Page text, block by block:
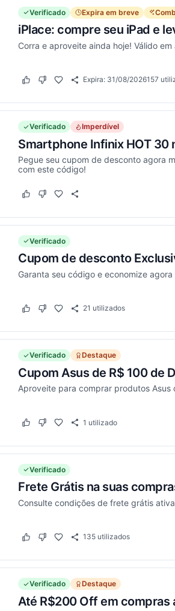
Verificado Expira em breve
iPlace: compre seu iPad e
Corra e aproveite ainda hoje! Válido
Este cupom funcionou
Este cupom não funcionou
Expira: 31/08/2026157
Verificado Imperdível
Smartphone Infinix HOT 30
Pegue seu cupom de desconto agora
com este código!
Este cupom funcionou
Este cupom não funcionou
Verificado
Cupom de desconto
Garanta seu código e economize
Este cupom funcionou
Este cupom não funcionou
21 utilizados
Verificado Destaque
Cupom Asus de R$ 100 de
Aproveite para comprar produtos Asus
Este cupom funcionou
Este cupom não funcionou
1 utilizado
Verificado
Frete Grátis na suas
Consulte condições de frete grátis
Este cupom funcionou
Este cupom não funcionou
135 utilizados
Verificado Destaque
Até R$200 Off em compras